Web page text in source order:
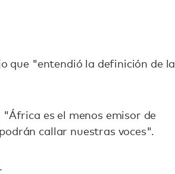
que "entendió la definición de la
"África es el menos emisor de
callar nuestras voces".